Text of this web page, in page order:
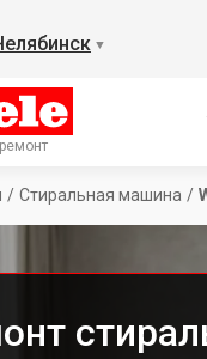
▼
/ Стиральная машина /